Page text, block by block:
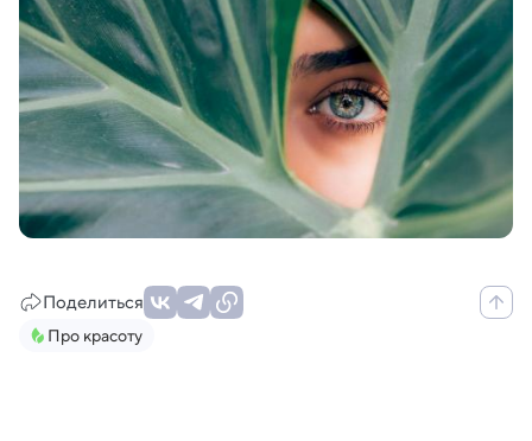
Поделиться
Про красоту